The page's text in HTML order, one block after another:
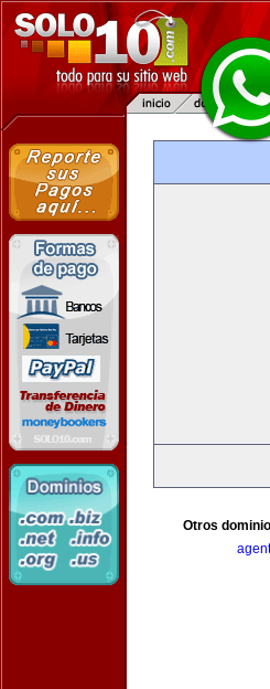
Otros